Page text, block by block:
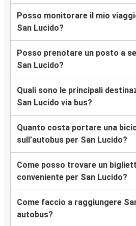
Posso monitorare il mio
San Lucido?
Posso prenotare un posto a
San Lucido?
Quali sono le principali
San Lucido via bus?
Quanto costa portare una
sull’autobus per San Lucido?
Come posso trovare un
conveniente per San Lucido?
Come faccio a raggiungere
autobus?